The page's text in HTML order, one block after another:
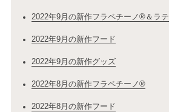
2022年9月の新作フラペチーノ®＆ラテ
2022年9月の新作フード
2022年9月の新作グッズ
2022年8月の新作フラペチーノ®
2022年8月の新作フード